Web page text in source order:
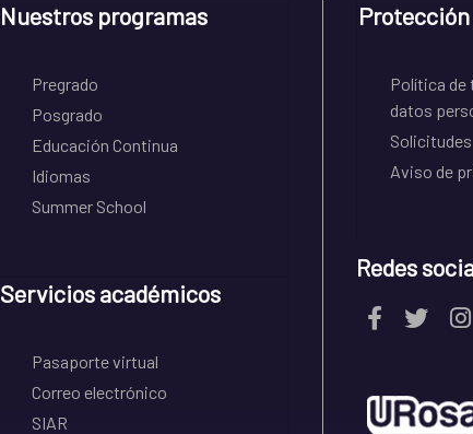
Nuestros programas
Pregrado
Posgrado
Educación Continua
Idiomas
Summer School
Servicios académicos
Pasaporte virtual
Correo electrónico
SIAR
Política de
datos
Solicitudes
Aviso de
Redes